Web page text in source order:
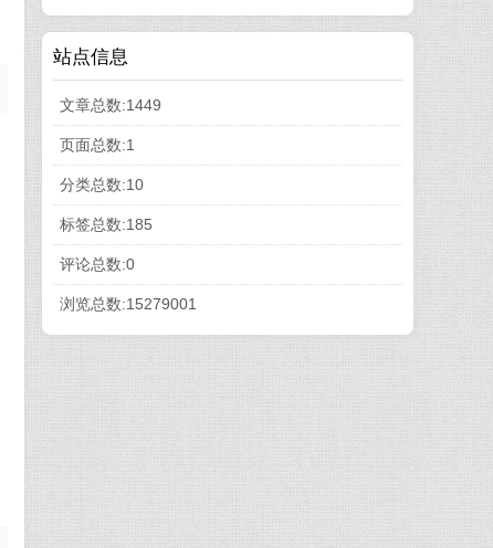
站点信息
文章总数:1449
页面总数:1
分类总数:10
标签总数:185
评论总数:0
浏览总数:15279001